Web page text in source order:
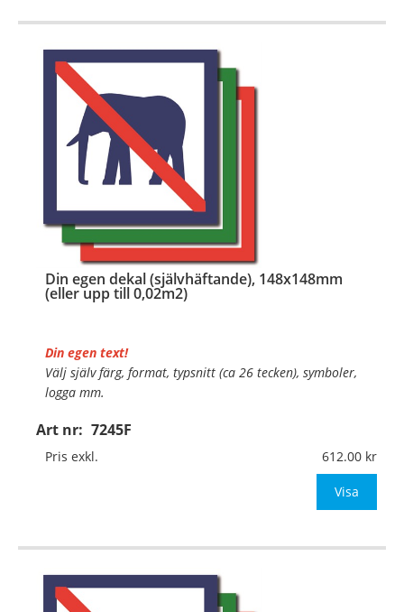
Din egen dekal (självhäftande), 148x148mm
(eller upp till 0,02m2)
Art nr: 7245F
Din egen text!
Välj själv färg, format, typsnitt (ca 26 tecken), symboler,
logga mm.
Material:Självhäftande dekal
Mått:148x148mm (eller annat mått upp till 0,02m²)
Pris exkl. 612.00
Visa